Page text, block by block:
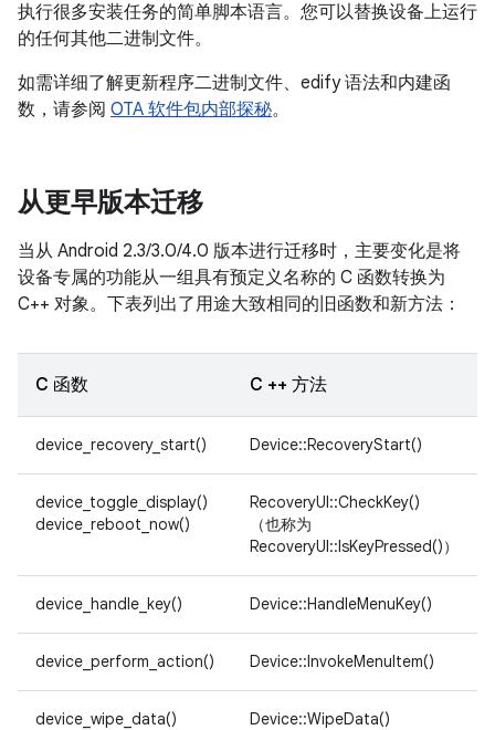
执行很多安装任务的简单脚本语言。您可以替换设备上运行
的任何其他二进制文件。
如需详细了解更新程序二进制文件、edify 语法和内建函
数，请参阅 OTA 软件包内部探秘。
从更早版本迁移
当从 Android 2.3/3.0/4.0 版本进行迁移时，主要变化是将
设备专属的功能从一组具有预定义名称的 C 函数转换为
C++ 对象。下表列出了用途大致相同的旧函数和新方法：
C 函数 C ++ 方法
device_recovery_start() Device::RecoveryStart()
device_toggle_display()
device_reboot_now()
RecoveryUI::CheckKey()
（也称为
RecoveryUI::IsKeyPressed()）
device_handle_key() Device::HandleMenuKey()
device_perform_action() Device::InvokeMenuItem()
device_wipe_data() Device::WipeData()